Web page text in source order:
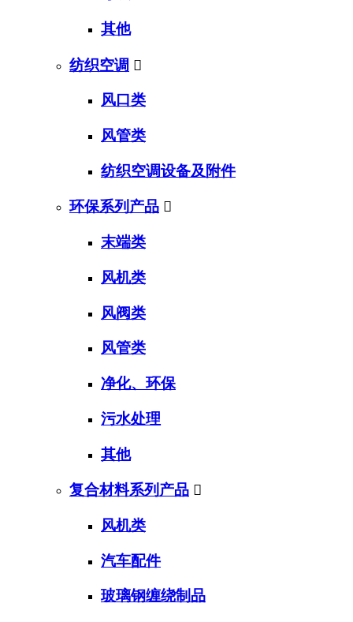
其他
纺织空调 
风口类
风管类
纺织空调设备及附件
环保系列产品 
末端类
风机类
风阀类
风管类
净化、环保
污水处理
其他
复合材料系列产品 
风机类
汽车配件
玻璃钢缠绕制品